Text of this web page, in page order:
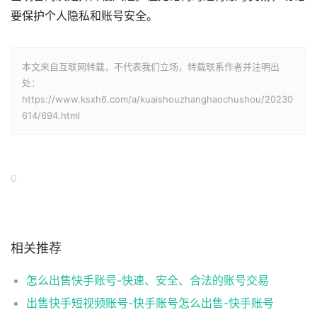
要保护个人隐私和账号安全。
本文来自互联网转载，不代表我们立场，转载联系作者并注明出
处：
https://www.ksxh6.com/a/kuaishouzhanghaochushou/20230
614/694.html
0
相关推荐
怎么出售快手账号-快速、安全、合法的账号交易
出售快手短视频账号-快手账号怎么出售-快手账号